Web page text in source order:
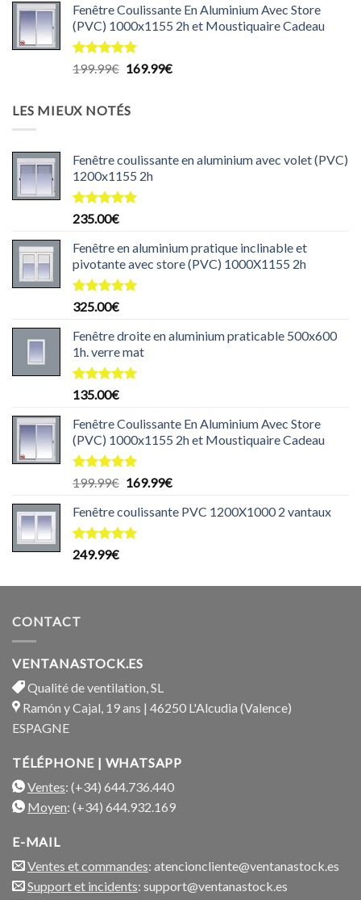
initial
était :
204.99€.
actuel
est :
Fenêtre Coulissante En Aluminium Avec Store
(PVC) 1000x1155 2h et Moustiquaire Cadeau
Note5.00
199.99€ Le
était :
169.99€Le
LES MIEUX NOTÉS
Fenêtre coulissante en aluminium avec volet (PVC)
1200x1155 2h
Note5.00
235.00€
Fenêtre en aluminium pratique inclinable et
pivotante avec store (PVC) 1000X1155 2h
Note5.00
325.00€
Fenêtre droite en aluminium praticable 500x600
1h. verre mat
Note5.00
135.00€
Fenêtre Coulissante En Aluminium Avec Store
(PVC) 1000x1155 2h et Moustiquaire Cadeau
Note5.00
199.99€ Le
initial
était :
169.99€Le
actuel
Fenêtre coulissante PVC 1200X1000 2 vantaux
Note5.00
249.99€
CONTACT
VENTANASTOCK.ES
Qualité de ventilation, SL
Ramón y Cajal, 19 ans | 46250 L'Alcudia (Valence)
ESPAGNE
TÉLÉPHONE | WHATSAPP
Ventes: (+34) 644.736.440
Moyen: (+34) 644.932.169
E-MAIL
Ventes et commandes: atencioncliente@ventanastock.es
Support et incidents: support@ventanastock.es